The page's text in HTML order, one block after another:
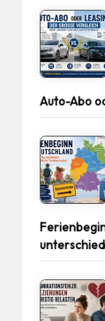
Auto-Abo